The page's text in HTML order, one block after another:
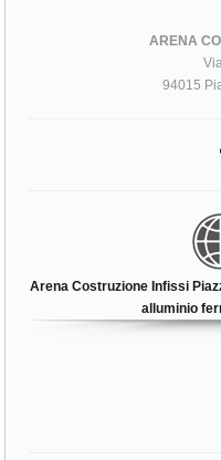
94015
Arena Costruzione Infissi
alluminio